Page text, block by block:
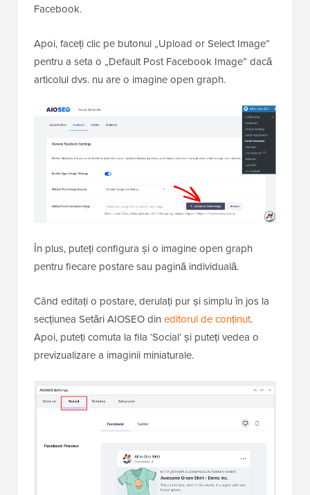
Facebook.
Apoi, faceți clic pe butonul „Upload or Select Image”
pentru a seta o „Default Post Facebook Image” dacă
articolul dvs. nu are o imagine open graph.
În plus, puteți configura și o imagine open graph
pentru fiecare postare sau pagină individuală.
Când editați o postare, derulați pur și simplu în jos la
secțiunea Setări AIOSEO din editorul de conținut.
Apoi, puteți comuta la fila ‘Social’ și puteți vedea o
previzualizare a imaginii miniaturale.